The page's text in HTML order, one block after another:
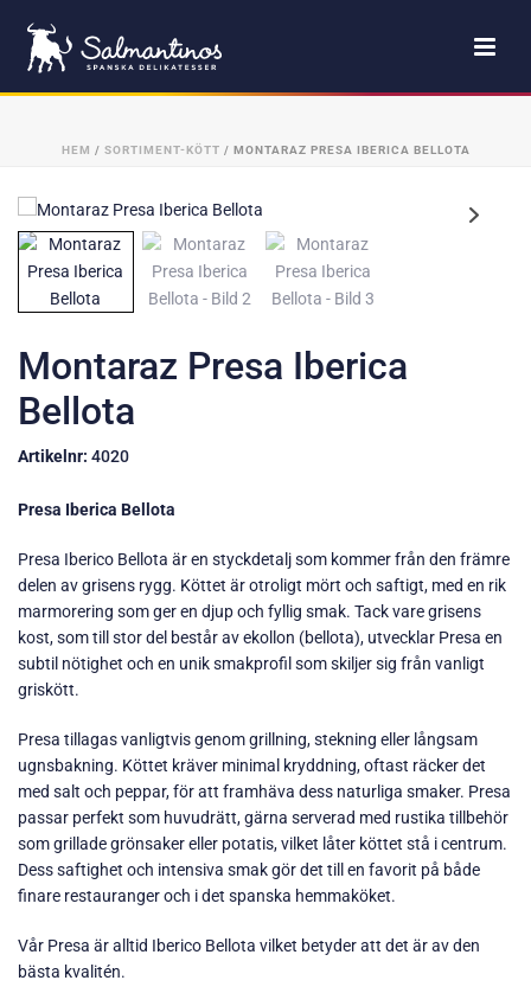
HEM / SORTIMENT-KÖTT / MONTARAZ PRESA IBERICA BELLOTA
Montaraz Presa Iberica
Bellota
Artikelnr: 4020
Presa Iberica Bellota
Presa Iberico Bellota är en styckdetalj som kommer från den främre
delen av grisens rygg. Köttet är otroligt mört och saftigt, med en rik
marmorering som ger en djup och fyllig smak. Tack vare grisens
kost, som till stor del består av ekollon (bellota), utvecklar Presa en
subtil nötighet och en unik smakprofil som skiljer sig från vanligt
griskött.
Presa tillagas vanligtvis genom grillning, stekning eller långsam
ugnsbakning. Köttet kräver minimal kryddning, oftast räcker det
med salt och peppar, för att framhäva dess naturliga smaker. Presa
passar perfekt som huvudrätt, gärna serverad med rustika tillbehör
som grillade grönsaker eller potatis, vilket låter köttet stå i centrum.
Dess saftighet och intensiva smak gör det till en favorit på både
finare restauranger och i det spanska hemmaköket.
Vår Presa är alltid Iberico Bellota vilket betyder att det är av den
bästa kvalitén.